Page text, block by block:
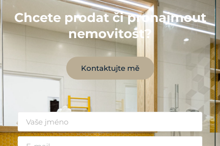
Chcete prodat či pronajmout
nemovitost?
Kontaktujte mě